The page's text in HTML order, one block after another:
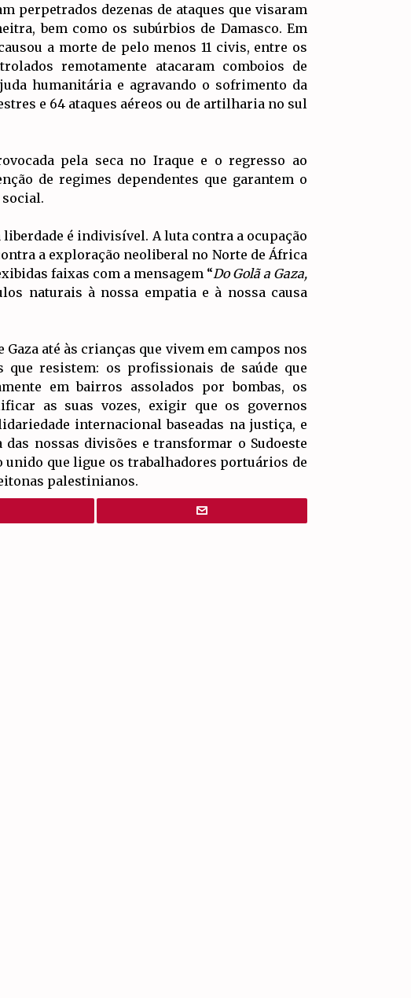
perpetrados dezenas de ataques que visaram
bem como os subúrbios de Damasco. Em
a morte de pelo menos 11 civis, entre os
remotamente atacaram comboios de
humanitária e agravando o sofrimento da
e 64 ataques aéreos ou de artilharia no sul
pela seca no Iraque e o regresso ao
de regimes dependentes que garantem o
social.
é indivisível. A luta contra a ocupação
a exploração neoliberal no Norte de África
faixas com a mensagem “Do Golã a Gaza,
naturais à nossa empatia e à nossa causa
até às crianças que vivem em campos nos
que resistem: os profissionais de saúde que
em bairros assolados por bombas, os
as suas vozes, exigir que os governos
internacional baseadas na justiça, e
nossas divisões e transformar o Sudoeste
que ligue os trabalhadores portuários de
palestinianos.